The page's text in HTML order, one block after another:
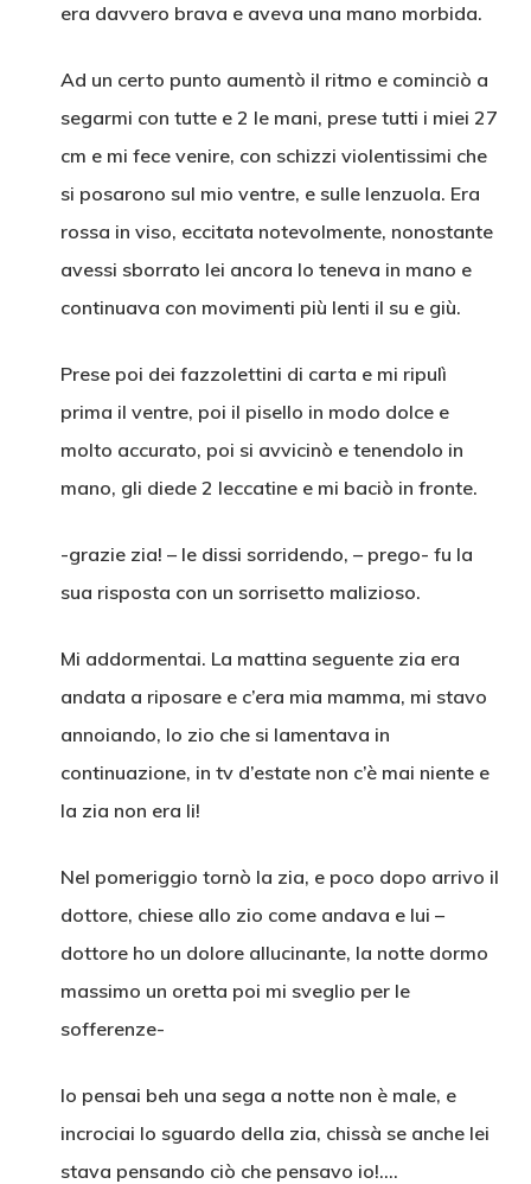
era davvero brava e aveva una mano morbida.
Ad un certo punto aumentò il ritmo e cominciò a
segarmi con tutte e 2 le mani, prese tutti i miei 27
cm e mi fece venire, con schizzi violentissimi che
si posarono sul mio ventre, e sulle lenzuola. Era
rossa in viso, eccitata notevolmente, nonostante
avessi sborrato lei ancora lo teneva in mano e
continuava con movimenti più lenti il su e giù.
Prese poi dei fazzolettini di carta e mi ripulì
prima il ventre, poi il pisello in modo dolce e
molto accurato, poi si avvicinò e tenendolo in
mano, gli diede 2 leccatine e mi baciò in fronte.
-grazie zia! – le dissi sorridendo, – prego- fu la
sua risposta con un sorrisetto malizioso.
Mi addormentai. La mattina seguente zia era
andata a riposare e c’era mia mamma, mi stavo
annoiando, lo zio che si lamentava in
continuazione, in tv d’estate non c’è mai niente e
la zia non era li!
Nel pomeriggio tornò la zia, e poco dopo arrivo il
dottore, chiese allo zio come andava e lui –
dottore ho un dolore allucinante, la notte dormo
massimo un oretta poi mi sveglio per le
sofferenze-
Io pensai beh una sega a notte non è male, e
incrociai lo sguardo della zia, chissà se anche lei
stava pensando ciò che pensavo io!….